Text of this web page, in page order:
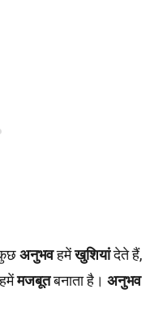
अनुभवहमेंखुशियांदेते हैं,
मजबूतबनाता है। अनुभव